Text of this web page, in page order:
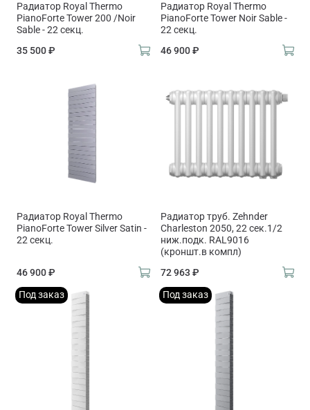
Радиатор Royal Thermo
PianoForte Tower 200 /Noir
Sable - 22 секц.
35 500 ₽
Радиатор Royal Thermo
PianoForte Tower Noir Sable -
22 секц.
46 900 ₽
Радиатор Royal Thermo
PianoForte Tower Silver Satin -
22 секц.
46 900 ₽
Радиатор труб. Zehnder
Charleston 2050, 22 сек.1/2
ниж.подк. RAL9016
(кроншт.в компл)
72 963 ₽
Под заказ Под заказ